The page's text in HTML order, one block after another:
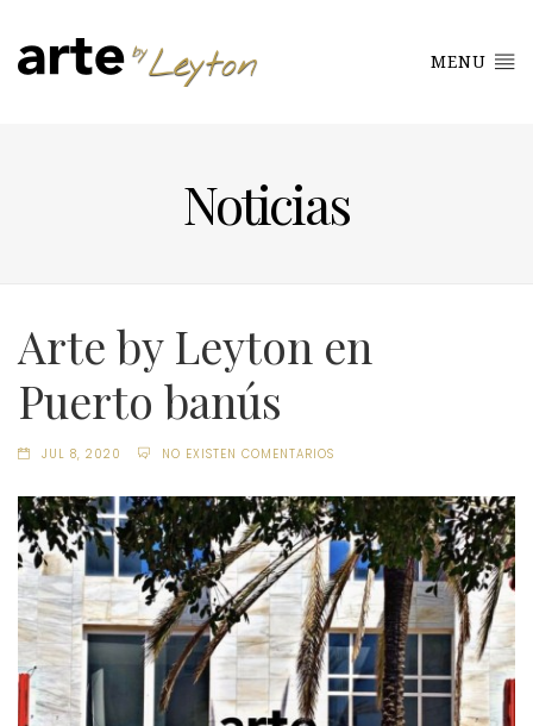
MENU
Noticias
Arte by Leyton en
Puerto banús
JUL 8, 2020 NO EXISTEN COMENTARIOS